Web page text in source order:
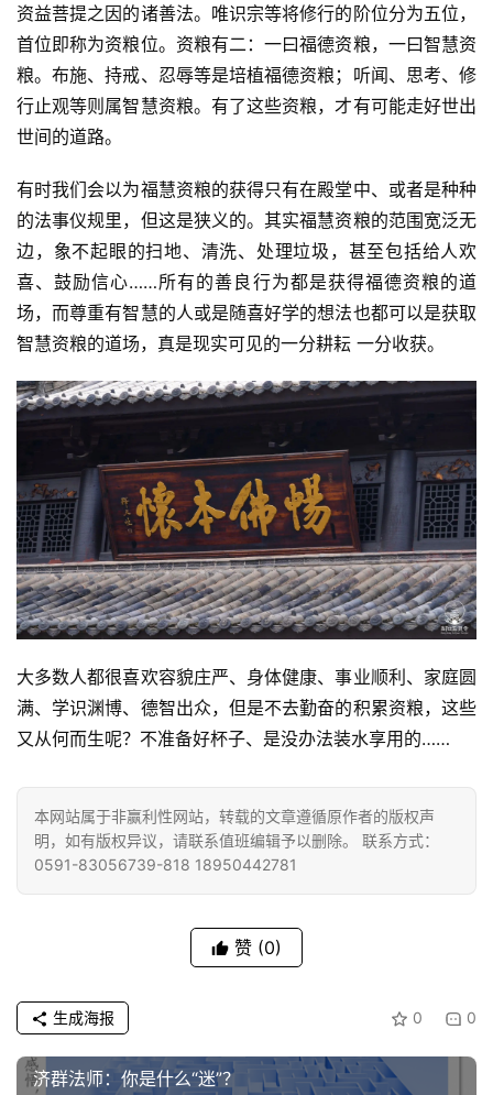
公
益
慈
善
佛
教
人
物
寺
院
礼
频
纪
录
佛
艺
术
法
规
资益菩提之因的诸善法。唯识宗等将修行的阶位分为五位，
首位即称为资粮位。资粮有二：一曰福德资粮，一曰智慧资
粮。布施、持戒、忍辱等是培植福德资粮；听闻、思考、修
行止观等则属智慧资粮。有了这些资粮，才有可能走好世出
世间的道路。
有时我们会以为福慧资粮的获得只有在殿堂中、或者是种种
的法事仪规里，但这是狭义的。其实福慧资粮的范围宽泛无
边，象不起眼的扫地、清洗、处理垃圾，甚至包括给人欢
喜、鼓励信心……所有的善良行为都是获得福德资粮的道
场，而尊重有智慧的人或是随喜好学的想法也都可以是获取
智慧资粮的道场，真是现实可见的一分耕耘 一分收获。
大多数人都很喜欢容貌庄严、身体健康、事业顺利、家庭圆
满、学识渊博、德智出众，但是不去勤奋的积累资粮，这些
又从何而生呢？不准备好杯子、是没办法装水享用的……
本网站属于非赢利性网站，转载的文章遵循原作者的版权声
明，如有版权异议，请联系值班编辑予以删除。 联系方式：
0591-83056739-818 18950442781
赞 (0)
0 0
生成海报
济群法师：你是什么“迷”？